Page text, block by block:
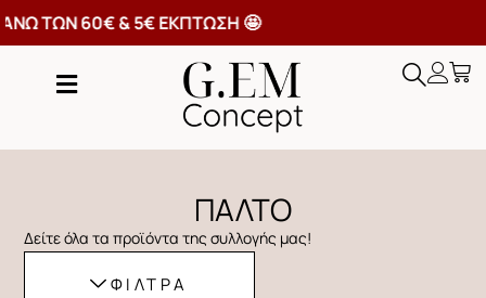
ΑΝΩ ΤΩΝ 60€ & 5€ ΕΚΠΤΩΣΗ 🤩
ΠΑΛΤΟ
Δείτε όλα τα προϊόντα της συλλογής μας!
ΦΙΛΤΡΑ